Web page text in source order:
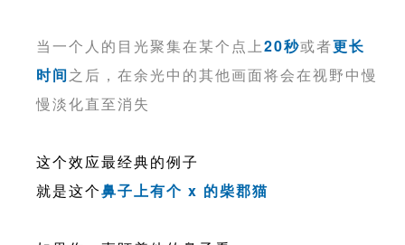
当一个人的目光聚集在某个点上20秒或者更长
时间之后，在余光中的其他画面将会在视野中慢
慢淡化直至消失
这个效应最经典的例子
就是这个鼻子上有个 x 的柴郡猫